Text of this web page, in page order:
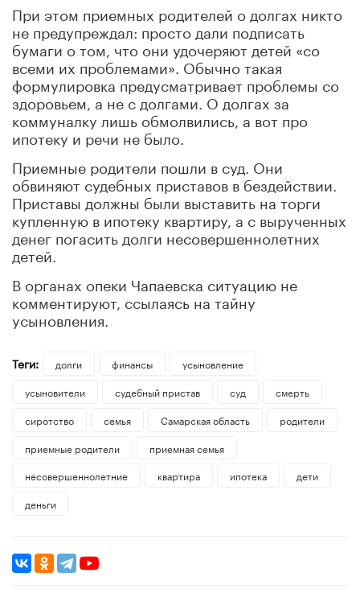
При этом приемных родителей о долгах никто
не предупреждал: просто дали подписать
бумаги о том, что они удочеряют детей «со
всеми их проблемами». Обычно такая
формулировка предусматривает проблемы со
здоровьем, а не с долгами. О долгах за
коммуналку лишь обмолвились, а вот про
ипотеку и речи не было.
Приемные родители пошли в суд. Они
обвиняют судебных приставов в бездействии.
Приставы должны были выставить на торги
купленную в ипотеку квартиру, а с вырученных
денег погасить долги несовершеннолетних
детей.
В органах опеки Чапаевска ситуацию не
комментируют, ссылаясь на тайну
усыновления.
Теги: долги финансы
усыновление
усыновители
судебный пристав суд
смерть
сиротство
семья Самарская область
родители
приемные родители
приемная семья
несовершеннолетние
квартира ипотека
дети
деньги